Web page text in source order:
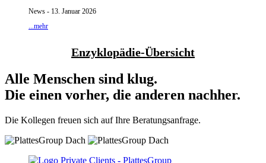
News - 13. Januar 2026
...mehr
Enzyklopädie-Übersicht
Alle Menschen sind klug.
Die einen vorher, die anderen nachher.
Die Kollegen freuen sich auf Ihre Beratungsanfrage.